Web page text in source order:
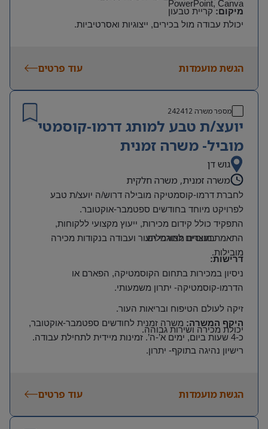
PowerPoint, Canva
יכולת עבודה מול בכירים, ייצוגיות ואסרטיביות.
מיקום: קריית טבעון
הגשת מועמדות עוד פרטים
מספר משרה 242412
יועצ/ת טבע למותג דרמו-קוסמטי
מוביל- משרה זמנית
גוש דן
משרה זמנית, משרה חלקית
לחברת דרמו-קוסמטיקה מובילה דרוש/ה יועצ/ת טבע
לפרויקט מיוחד בחודשים ספטמבר-אוקטובר.
התפקיד כולל קידום מכירות, ייעוץ מקצועי ללקוחות,
התאמת מוצרים לצורכי העור ועבודה בנקודות מכירה
מובילות.
בונוסים מתוגמלים.
דרישות:
ניסיון במכירות בתחום הקוסמטיקה, הפארם או
הדרמו-קוסמטיקה- יתרון משמעותי.
זיקה לעולם הטיפוח ובריאות העור.
יכולת מכירה ושירות גבוהה.
רישיון נהיגה בתוקף- יתרון.
היקף המשרה: משרה זמנית לחודשים ספטמבר-אוקטובר,
כ-4 שעות ביום, ימים א’-ה’. זמינות מיידית לתחילת עבודה
.
הגשת מועמדות עוד פרטים